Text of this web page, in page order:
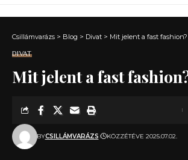
Csillámvarázs > Blog > Divat > Mit jelent a fast fashion?
DIVAT
Mit jelent a fast
BYCSILLÁMVARÁZS KÖZZÉTÉVE 2025.07.02.